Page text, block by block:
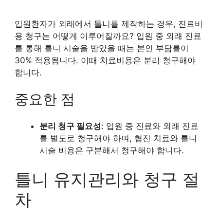
입원환자가 외래에서 틀니를 제작하는 경우, 진료비
용 청구는 어떻게 이루어질까요? 입원 중 외래 진료
를 통해 틀니 시술을 받았을 때는 본인 부담률이
30% 적용됩니다. 이때 치료비용은 분리 청구해야
합니다.
중요한 점
분리 청구 필요성: 입원 중 진료와 외래 진료
를 별도로 청구해야 하며, 협진 치료와 틀니
시술 비용은 구분해서 청구해야 합니다.
틀니 유지관리와 청구 절
차